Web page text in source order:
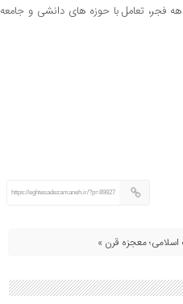
فجر، تعامل با حوزه های دانشی و جامعه
https://eghtesadezamaneh.ir/?p=89827
اسلامی؛ معجزه قرن »